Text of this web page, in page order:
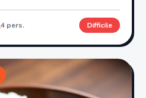
4 pers. Difficile